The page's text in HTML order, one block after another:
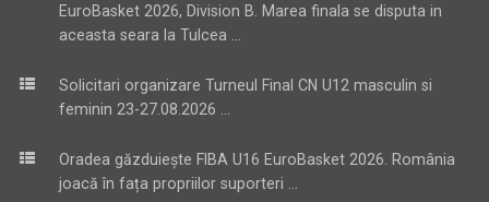
EuroBasket 2026, Division B. Marea finala se disputa in
aceasta seara la Tulcea ...
Solicitari organizare Turneul Final CN U12 masculin si
feminin 23-27.08.2026 ...
Oradea găzduiește FIBA U16 EuroBasket 2026. România
joacă în fața propriilor suporteri ...